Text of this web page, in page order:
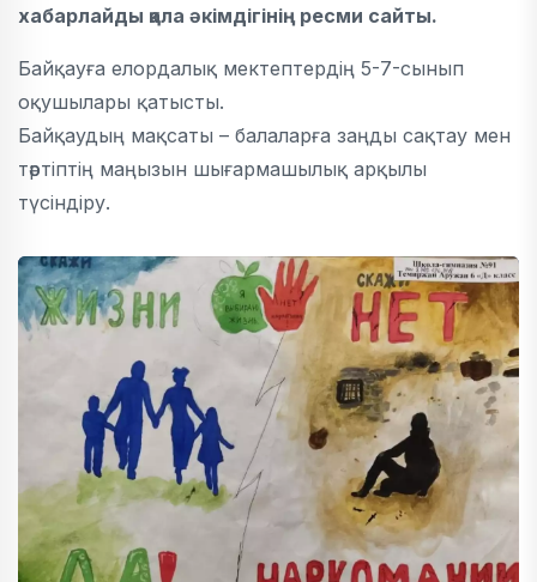
хабарлайды қала әкімдігінің ресми сайты.
Байқауға елордалық мектептердің 5-7-сынып
оқушылары қатысты.
Байқаудың мақсаты – балаларға заңды сақтау мен
тәртіптің маңызын шығармашылық арқылы
түсіндіру.